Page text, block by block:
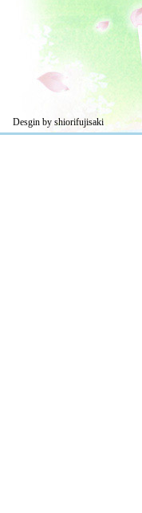
Desgin by shiorifujisaki